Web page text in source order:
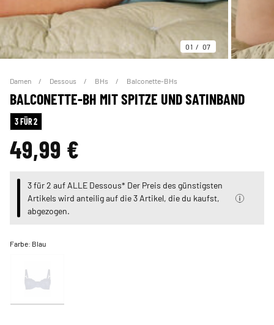
01 07
Damen Dessous BHs Balconette-BHs
BALCONETTE-BH MIT SPITZE UND SATINBAND
3 FÜR 2
49,99 €
3 für 2 auf ALLE Dessous* Der Preis des günstigsten
Artikels wird anteilig auf die 3 Artikel, die du kaufst,
abgezogen.
Farbe: Blau